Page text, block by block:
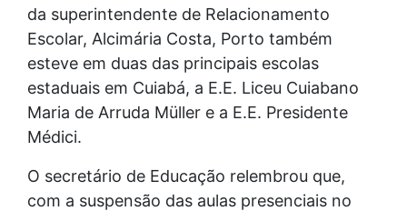
da superintendente de Relacionamento
Escolar, Alcimária Costa, Porto também
esteve em duas das principais escolas
estaduais em Cuiabá, a E.E. Liceu Cuiabano
Maria de Arruda Müller e a E.E. Presidente
Médici.
O secretário de Educação relembrou que,
com a suspensão das aulas presenciais no